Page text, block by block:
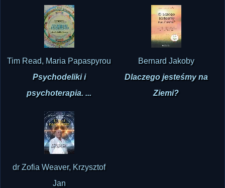
Tim Read, Maria Papaspyrou
Psychodeliki i
psychoterapia. ...
Bernard Jakoby
Dlaczego jesteśmy na
Ziemi?
dr Zofia Weaver, Krzysztof
Jan